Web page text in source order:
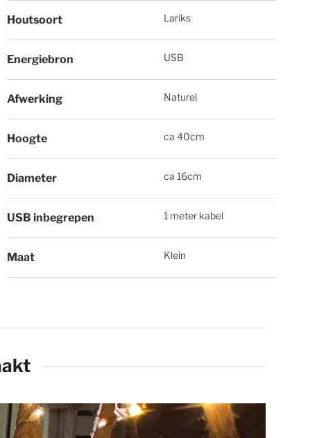
Houtsoort
Lariks
Energiebron USB
Afwerking Naturel
Hoogte ca 40cm
Diameter ca 16cm
USB inbegrepen 1 meter kabel
Maat Klein